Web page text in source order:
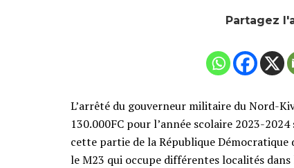
Partagez
L’arrêté du gouverneur militaire du Nord-
130.000FC pour l’année scolaire 2023-
cette partie de la République Démocratique
le M23 qui occupe différentes localités